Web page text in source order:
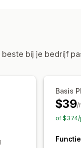
bij je bedrijf
Basis
$39/
of $374/